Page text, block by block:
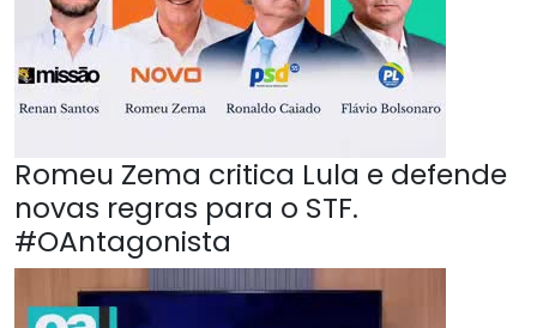
Romeu Zema critica Lula e defende
novas regras para o STF.
#OAntagonista